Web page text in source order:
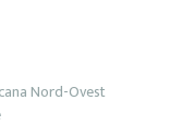
Nord-Ovest